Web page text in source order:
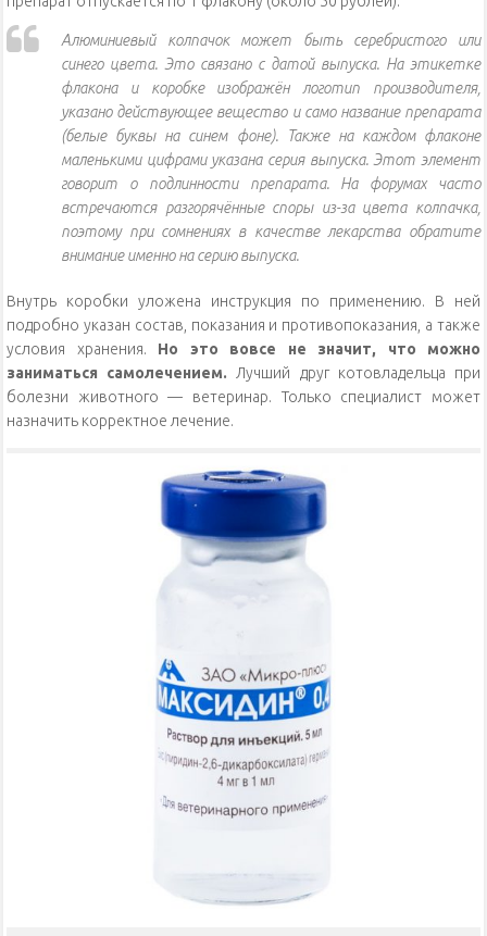
Алюминиевый колпачок может быть серебристого или
синего цвета. Это связано с датой выпуска. На этикетке
флакона и коробке изображён логотип производителя,
указано действующее вещество и само название препарата
(белые буквы на синем фоне). Также на каждом флаконе
маленькими цифрами указана серия выпуска. Этот элемент
говорит о подлинности препарата. На форумах часто
встречаются разгорячённые споры из-за цвета колпачка,
поэтому при сомнениях в качестве лекарства обратите
внимание именно на серию выпуска.
Внутрь коробки уложена инструкция по применению. В ней
подробно указан состав, показания и противопоказания, а также
условия хранения. Но это вовсе не значит, что можно
заниматься самолечением. Лучший друг котовладельца при
болезни животного — ветеринар. Только специалист может
назначить корректное лечение.